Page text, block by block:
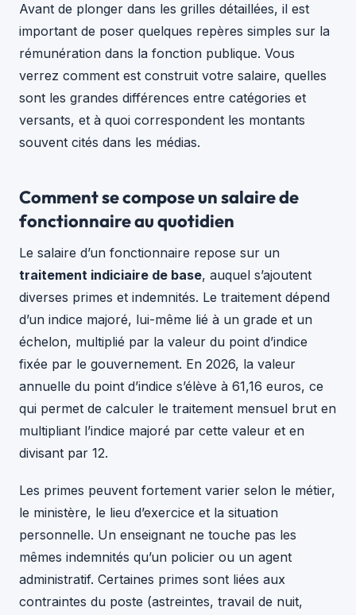
Avant de plonger dans les grilles détaillées, il est
important de poser quelques repères simples sur la
rémunération dans la fonction publique. Vous
verrez comment est construit votre salaire, quelles
sont les grandes différences entre catégories et
versants, et à quoi correspondent les montants
souvent cités dans les médias.
Comment se compose un salaire de
fonctionnaire au quotidien
Le salaire d’un fonctionnaire repose sur un
traitement indiciaire de base, auquel s’ajoutent
diverses primes et indemnités. Le traitement dépend
d’un indice majoré, lui-même lié à un grade et un
échelon, multiplié par la valeur du point d’indice
fixée par le gouvernement. En 2026, la valeur
annuelle du point d’indice s’élève à 61,16 euros, ce
qui permet de calculer le traitement mensuel brut en
multipliant l’indice majoré par cette valeur et en
divisant par 12.
Les primes peuvent fortement varier selon le métier,
le ministère, le lieu d’exercice et la situation
personnelle. Un enseignant ne touche pas les
mêmes indemnités qu’un policier ou un agent
administratif. Certaines primes sont liées aux
contraintes du poste (astreintes, travail de nuit,